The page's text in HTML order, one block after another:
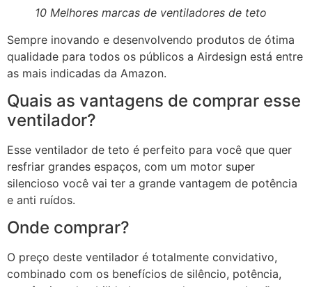
10 Melhores marcas de ventiladores de teto
Sempre inovando e desenvolvendo produtos de ótima
qualidade para todos os públicos a Airdesign está entre
as mais indicadas da Amazon.
Quais as vantagens de comprar esse
ventilador?
Esse ventilador de teto é perfeito para você que quer
resfriar grandes espaços, com um motor super
silencioso você vai ter a grande vantagem de potência
e anti ruídos.
Onde comprar?
O preço deste ventilador é totalmente convidativo,
combinado com os benefícios de silêncio, potência,